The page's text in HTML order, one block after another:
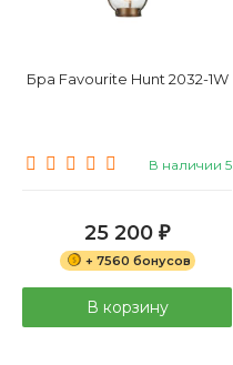
Бра Favourite Hunt 2032-1W
В наличии 5
25 200 ₽
+ 7560 бонусов
В корзину